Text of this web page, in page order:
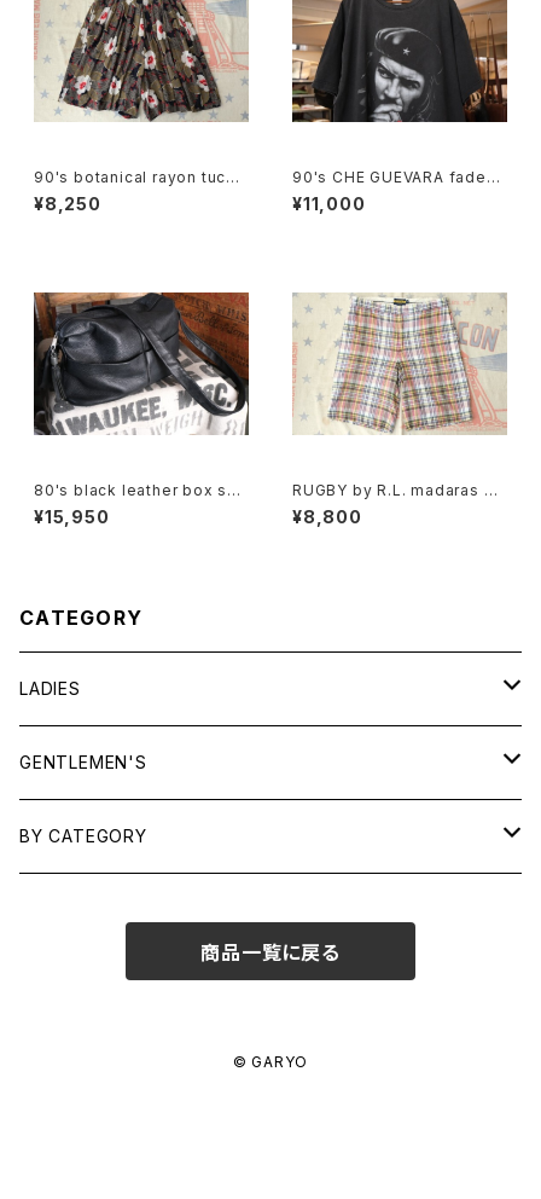
90's botanical rayon tucke
d Culottes
¥8,250
90's CHE GUEVARA fade-b
lack cotton photo print Te
e
¥11,000
80's black leather box sho
ulder Bag w/ tassel accent
¥15,950
RUGBY by R.L. madaras pl
aid cotton Shorts
¥8,800
CATEGORY
LADIES
TOPS
SHIRTS
OUTERWEAR
GENTLEMEN'S
TOPS
BY CATEGORY
商品一覧に戻る
© GARYO